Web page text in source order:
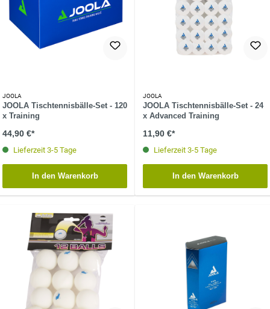
JOOLA
JOOLA Tischtennisbälle-Set - 120
x Training
44,90 €*
Lieferzeit 3-5 Tage
In den Warenkorb
JOOLA
JOOLA Tischtennisbälle-Set - 24
x Advanced Training
11,90 €*
Lieferzeit 3-5 Tage
In den Warenkorb